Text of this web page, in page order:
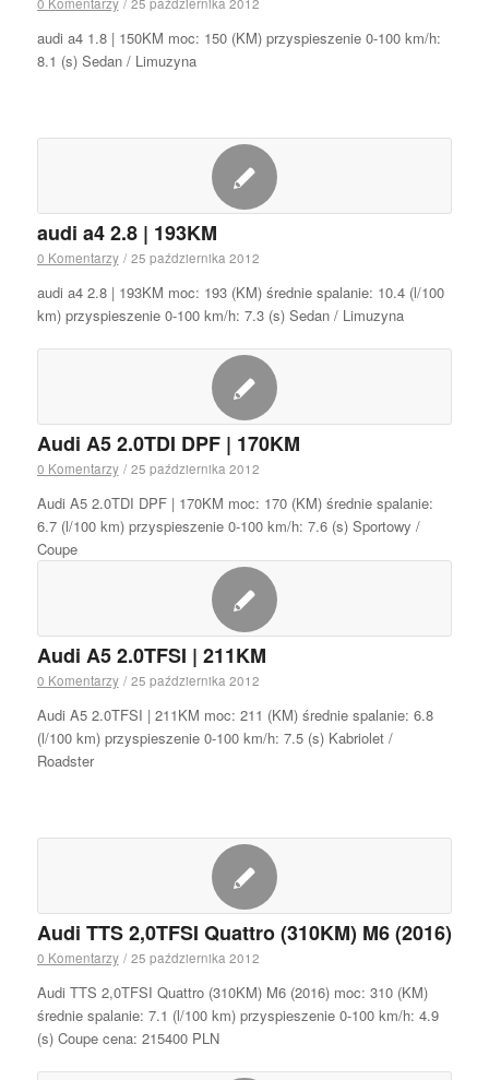
audi a4 1.8 | 150KM moc: 150 (KM) przyspieszenie 0-100 km/h:
8.1 (s) Sedan / Limuzyna
audi a4 2.8 | 193KM
0 Komentarzy / 25 października 2012
audi a4 2.8 | 193KM moc: 193 (KM) średnie spalanie: 10.4 (l/100
km) przyspieszenie 0-100 km/h: 7.3 (s) Sedan / Limuzyna
Audi A5 2.0TDI DPF | 170KM
0 Komentarzy / 25 października 2012
Audi A5 2.0TDI DPF | 170KM moc: 170 (KM) średnie spalanie:
6.7 (l/100 km) przyspieszenie 0-100 km/h: 7.6 (s) Sportowy /
Coupe
Audi A5 2.0TFSI | 211KM
0 Komentarzy / 25 października 2012
Audi A5 2.0TFSI | 211KM moc: 211 (KM) średnie spalanie: 6.8
(l/100 km) przyspieszenie 0-100 km/h: 7.5 (s) Kabriolet /
Roadster
Audi TTS 2,0TFSI Quattro (310KM) M6 (2016)
0 Komentarzy / 25 października 2012
Audi TTS 2,0TFSI Quattro (310KM) M6 (2016) moc: 310 (KM)
średnie spalanie: 7.1 (l/100 km) przyspieszenie 0-100 km/h: 4.9
(s) Coupe cena: 215400 PLN